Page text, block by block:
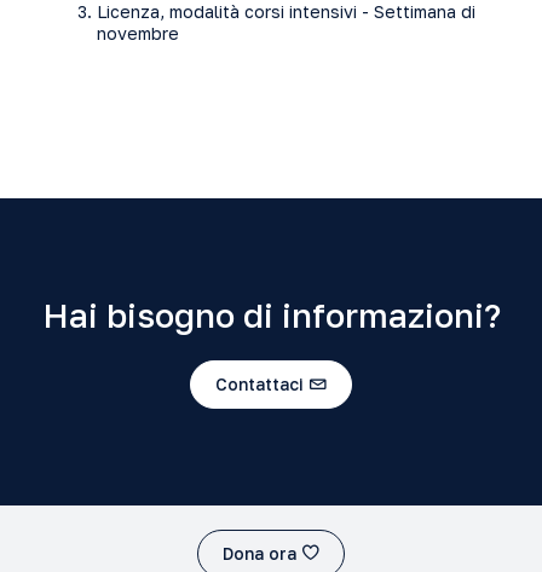
Licenza, modalità corsi intensivi - Settimana di
novembre
Hai bisogno di informazioni?
Contattaci
Dona ora